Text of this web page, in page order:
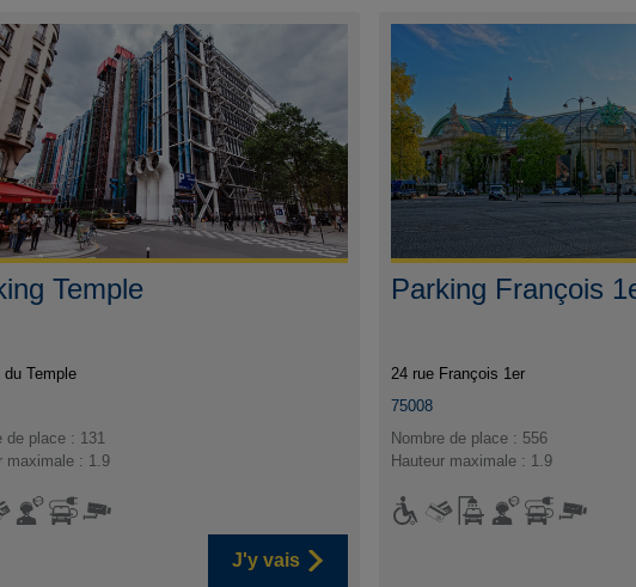
Temple
du Temple
de place : 131
maximale : 1.9
J'y vais
Parking François
24 rue François 1er
75008
Nombre de place : 556
Hauteur maximale : 1.9